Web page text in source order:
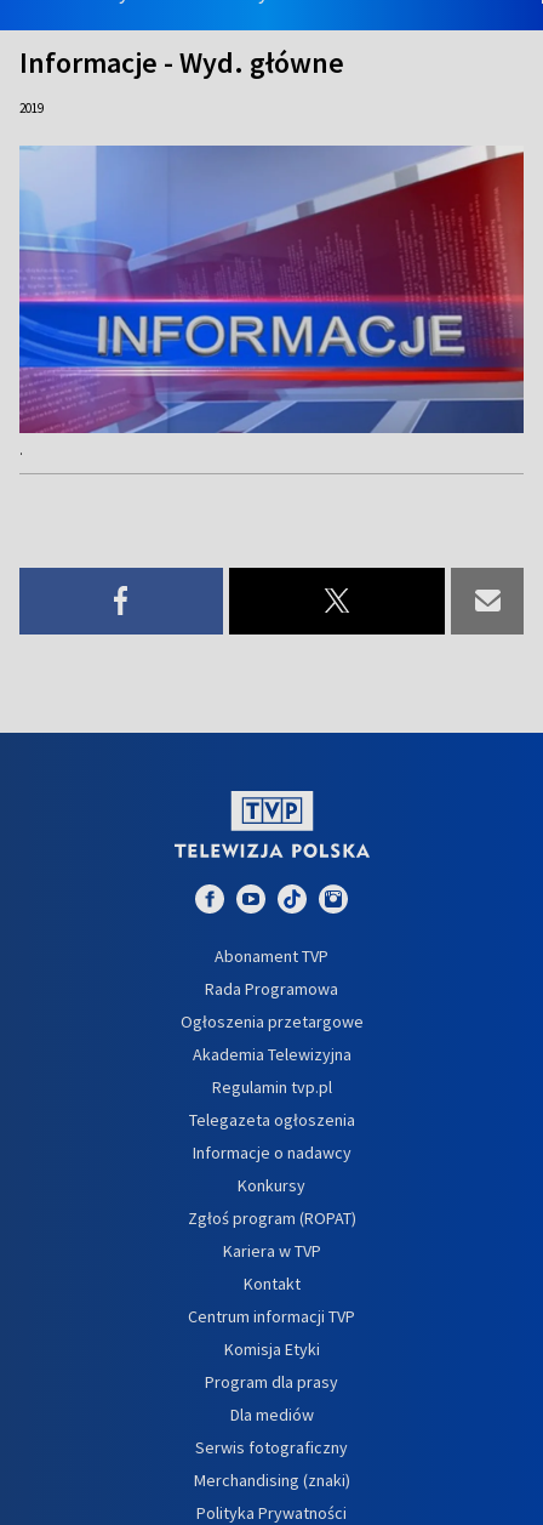
Informacje - Wyd. główne
2019
.
Abonament TVP
Rada Programowa
Ogłoszenia przetargowe
Akademia Telewizyjna
Regulamin tvp.pl
Telegazeta ogłoszenia
Informacje o nadawcy
Konkursy
Zgłoś program (ROPAT)
Kariera w TVP
Kontakt
Centrum informacji TVP
Komisja Etyki
Program dla prasy
Dla mediów
Serwis fotograficzny
Merchandising (znaki)
Polityka Prywatności